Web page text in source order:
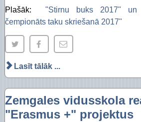
Plašāk:
"Stirnu buks 2017" un
čempionāts taku skriešanā 2017"
Lasīt tālāk ...
Zemgales vidusskola
"Erasmus +" projektus